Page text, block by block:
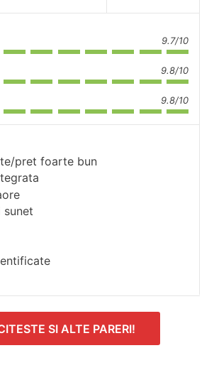
9.7/10
9.8/10
9.8/10
pret foarte bun
sunet
SI ALTE PARERI!